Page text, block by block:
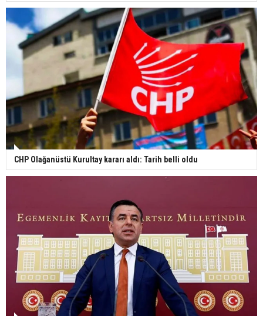
CHP Olağanüstü Kurultay kararı aldı: Tarih belli oldu